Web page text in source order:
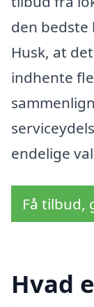
den bedste
Husk, at
indhente
endelige
Få tilbud,
Hvad